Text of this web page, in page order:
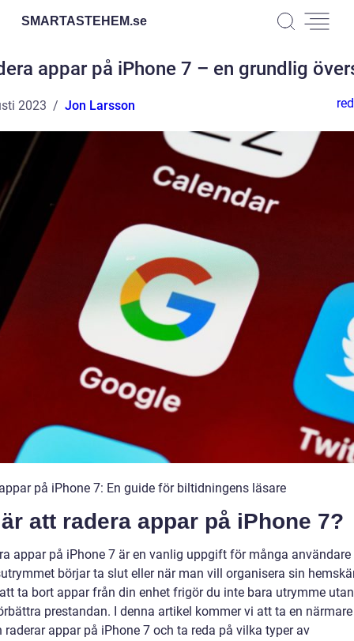
SMARTASTEHEM.se
appar på iPhone 7 – en grundlig
2023 Jon Larsson
på iPhone 7: En guide för biltidningens läsare
att radera appar på iPhone 7?
appar på iPhone 7 är en vanlig uppgift för många användare
börjar ta slut eller när man vill organisera sin
ta bort appar från din enhet frigör du inte bara utrymme
prestandan. I denna artikel kommer vi att ta en
raderar appar på iPhone 7 och ta reda på vilka typer av